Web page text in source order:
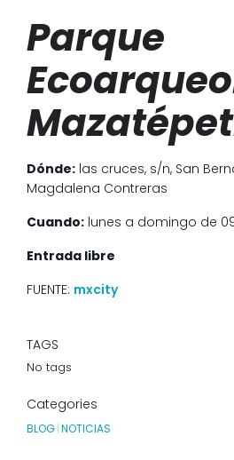
Parque
Dónde: las cruces, s/n, San
Magdalena Contreras
Cuando: lunes a domingo de
Entrada libre
FUENTE: mxcity
TAGS
No tags
Categories
BLOG|NOTICIAS